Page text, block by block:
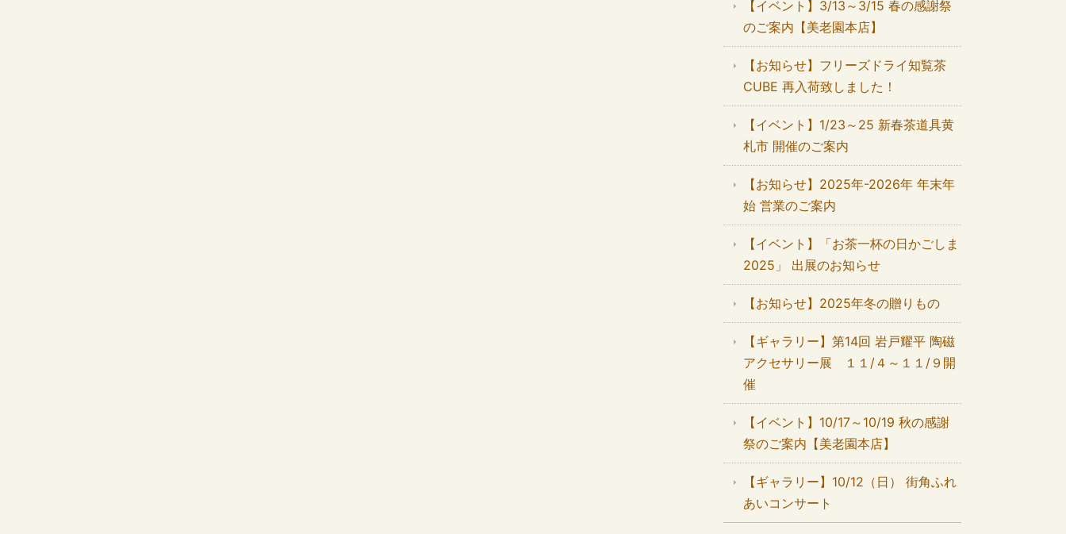
【イベント】3/13～3/15 春の感謝祭
のご案内【美老園本店】
【お知らせ】フリーズドライ知覧茶
CUBE 再入荷致しました！
【イベント】1/23～25 新春茶道具黄
札市 開催のご案内
【お知らせ】2025年-2026年 年末年
始 営業のご案内
【イベント】「お茶一杯の日かごしま
2025」 出展のお知らせ
【お知らせ】2025年冬の贈りもの
【ギャラリー】第14回 岩戸耀平 陶磁
アクセサリー展 １１/４～１１/９開
催
【イベント】10/17～10/19 秋の感謝
祭のご案内【美老園本店】
【ギャラリー】10/12（日） 街角ふれ
あいコンサート